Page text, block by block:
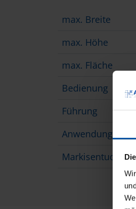
max. Breite
max. Höhe
max. Fläche
Bedienung
Führung
Markisentuch